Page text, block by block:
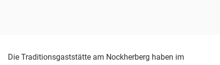
Die Traditionsgaststätte am Nockherberg haben im